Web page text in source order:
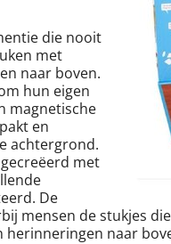
die nooit
met
naar boven.
hun eigen
magnetische
en
achtergrond.
met
De
mensen de stukjes
naar